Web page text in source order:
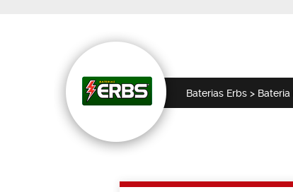
Baterias Erbs > Bateria